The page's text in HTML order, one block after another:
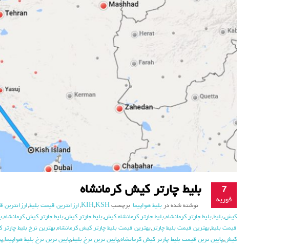
7
فوریه
بلیط چارتر کیش کرمانشاه
نوشته شده در بلیط هواپیما برچسب KIH,KSH
,ارزانترین قیمت بلیط,ارزانترین
کیش,بلیط,بلیط چارتر کرمانشاه,بلیط چارتر کرمانشاه کیش,بلیط چارتر کیش,بلیط چارتر کیش کرمانشاه,
قیمت بلیط,بهترین قیمت بلیط چارتر,بهترین قیمت بلیط چارتر کیش کرمانشاه,بهترین نرخ بلیط
کیش,پایین ترین قیمت بلیط چارتر کیش کرمانشاه,پایین ترین نرخ بلیط,پایین ترین نرخ بلیط هواپیما,